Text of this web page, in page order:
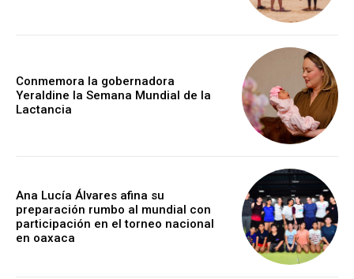
Conmemora la gobernadora
Yeraldine la Semana Mundial de la
Lactancia
Ana Lucía Álvares afina su
preparación rumbo al mundial con
participación en el torneo nacional
en oaxaca